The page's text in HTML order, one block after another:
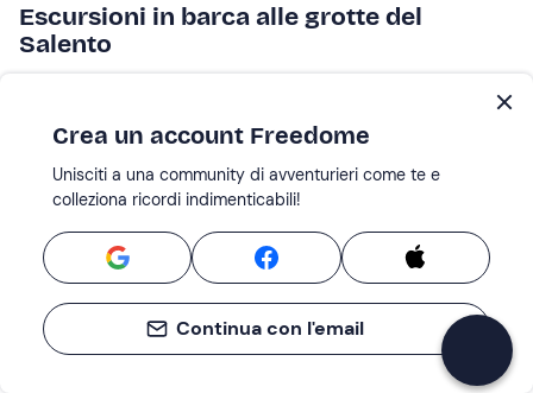
Escursioni in barca alle grotte del
Salento
alternano tratti di sabbia bianca e fine a nicchie e falesie
miti e leggende. Tutte si affacciano su un mare limpido, il
interno, la luce del sole che penetra tra le fessure crea
degli affascinanti giochi di luce. È impossibile resistere
alla tentazione di tuffarsi dall’imbarcazione per
addentrarsi nelle grotte.
Con le escursioni in barca alle grotte del Salento si
Crea un account Freedome
Unisciti a una community di avventurieri come te e
colleziona ricordi indimenticabili!
Continua con l'email